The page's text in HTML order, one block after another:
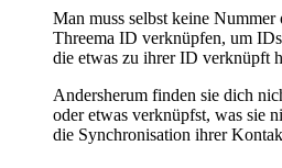
Man muss selbst keine Nummer
Threema ID verknüpfen, um
die etwas zu ihrer ID verknüpft
Andersherum finden sie dich
oder etwas verknüpfst, was sie
die Synchronisation ihrer